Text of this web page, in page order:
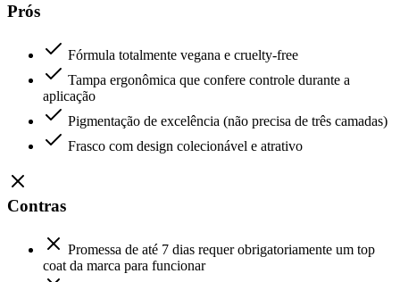
Prós
Fórmula totalmente vegana e cruelty-free
Tampa ergonômica que confere controle durante a
aplicação
Pigmentação de excelência (não precisa de três camadas)
Frasco com design colecionável e atrativo
Contras
Promessa de até 7 dias requer obrigatoriamente um top
coat da marca para funcionar